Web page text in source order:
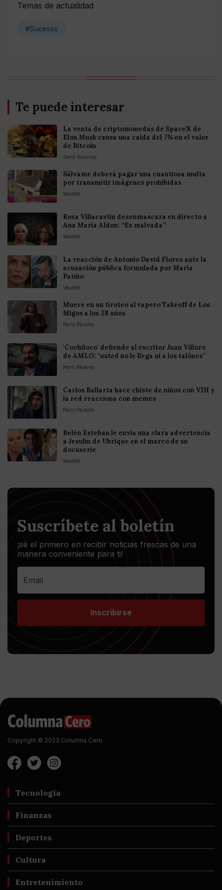
Temas de actualidad
#Sucesos
Te puede interesar
La venta de criptomonedas de SpaceX de
Elon Musk causa una caída del 7% en el valor
de Bitcoin
Santi Ramirez
Sálvame deberá pagar una cuantiosa multa
por transmitir imágenes prohibidas
VecoVet
Rosa Villacastín desenmascara en directo a
Ana María Aldon: “Es malvada”
VecoVet
La reacción de Antonio David Flores ante la
acusación pública formulada por María
Patiño
VecoVet
Muere en un tiroteo al rapero Takeoff de Los
Migos a los 28 años
Perro Páramo
'Cochiloco' defiende al escritor Juan Villoro
de AMLO: "usted no le llega ni a los talónes"
Perro Páramo
Carlos Ballarta hace chiste de niños con VIH y
la red reacciona con memes
Perro Páramo
Belén Esteban le envía una clara advertencia
a Jesulín de Ubrique en el marco de su
docuserie
VecoVet
Suscríbete al boletín
¡sé el primero en recibir noticias frescas de una
manera conveniente para ti!
Inscribirse
Copyright © 2023 Columna Cero
Tecnología
Finanzas
Deportes
Cultura
Entretenimiento